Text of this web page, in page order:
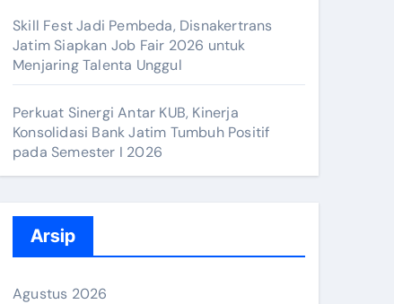
Skill Fest Jadi Pembeda, Disnakertrans
Jatim Siapkan Job Fair 2026 untuk
Menjaring Talenta Unggul
Perkuat Sinergi Antar KUB, Kinerja
Konsolidasi Bank Jatim Tumbuh Positif
pada Semester I 2026
Arsip
Agustus 2026